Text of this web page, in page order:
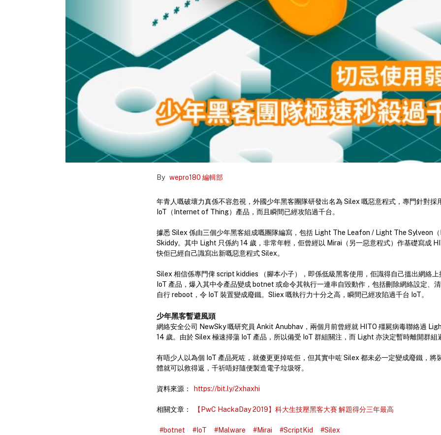
By wepro180 編輯部
年青人嘅破壞力真係不容忽視，外國少年黑客團隊研發出名為 Silex 嘅惡意程式，專門針對採
IoT（Internet of Thing）產品，而且瞬間已經攻陷過千台。
據悉 Silex 係由三個少年黑客組成嘅團隊編寫，包括 Light The Leafon / Light The Sylveon
Skiddy。其中 Light 只係約 14 歲，非常年輕，佢曾經以 Mirai（另一惡意程式）作基礎寫成
快佢已經自己識寫出新嘅惡意程式 Silex。
Silex 相信係專門俾 script kiddies （腳本小子），即係低級黑客使用，佢識得自己搵出網絡
IoT 產品，爆入其中令產品變成 botnet 或命令其執行一連串自毀動作，包括刪除網絡設定、
自行 reboot，令 IoT 裝置變成廢鐵。Sliex 嘅執行力十分之高，瞬間已經攻陷過千台 IoT。
少年黑客暫避風頭
網絡安全公司 NewSky 嘅研究員 Ankit Anubhav，兩個月前曾經就 HITO 殭屍病毒聯絡過
14 歲。由於 Silex 極速掃蕩 IoT 產品，所以備受 IoT 群組關注，而 Light 亦決定暫時離開群組
有唔少人以為個 IoT 產品死咗，就傻更更掉咗佢，但其實中咗 Silex 都未必一定變成廢鐵，將
體就可以救得返，千祈唔好隨便製造電子垃圾呀。
資料來源： https://bit.ly/2xhaxhi
相關文章： 【PwC HackaDay 2019】科大生技壓黑客大賽 解題得分三年最高
#botnet #IoT #Malware #Mirai #ScriptKid #Silex